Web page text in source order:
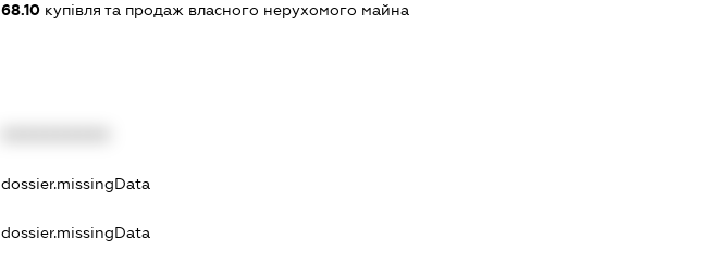
68.10 купівля та продаж власного нерухомого майна
dossier.missingData
dossier.missingData